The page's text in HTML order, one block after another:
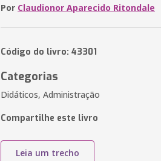
Por Claudionor Aparecido Ritondale
Código do livro: 43301
Categorias
Didáticos, Administração
Compartilhe este livro
Leia um trecho